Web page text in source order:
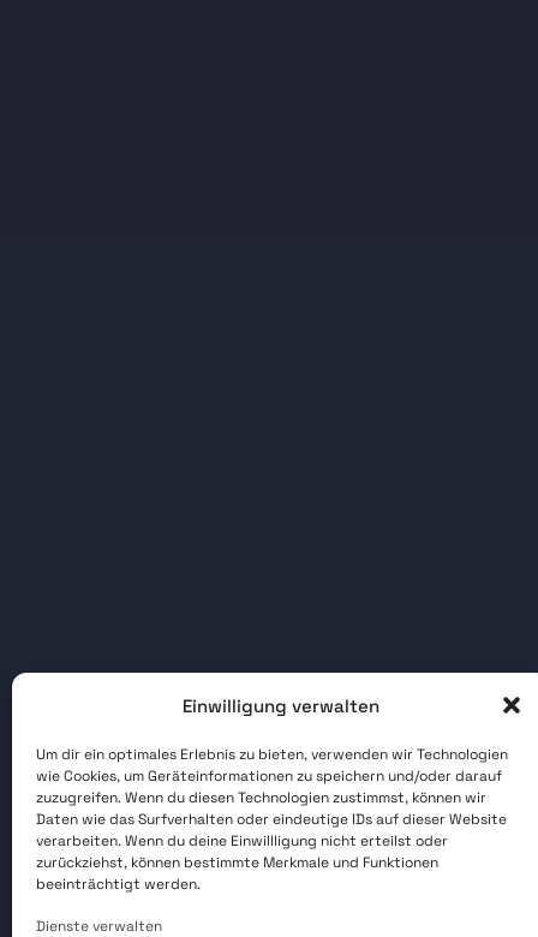
Einwilligung verwalten
Um dir ein optimales Erlebnis zu bieten, verwenden wir Technologien
wie Cookies, um Geräteinformationen zu speichern und/oder darauf
zuzugreifen. Wenn du diesen Technologien zustimmst, können wir
Daten wie das Surfverhalten oder eindeutige IDs auf dieser Website
verarbeiten. Wenn du deine Einwillligung nicht erteilst oder
zurückziehst, können bestimmte Merkmale und Funktionen
beeinträchtigt werden.
Dienste verwalten